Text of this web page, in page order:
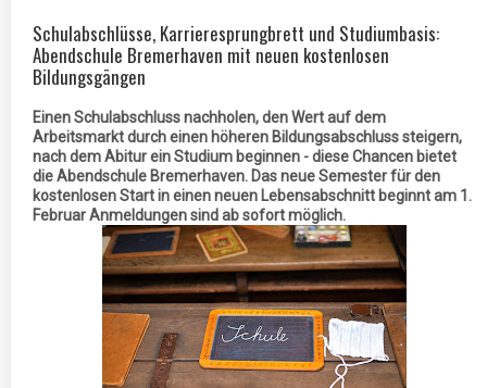
Schulabschlüsse, Karrieresprungbrett und Studiumbasis:
Abendschule Bremerhaven mit neuen kostenlosen
Bildungsgängen
Einen Schulabschluss nachholen, den Wert auf dem
Arbeitsmarkt durch einen höheren Bildungsabschluss steigern,
nach dem Abitur ein Studium beginnen - diese Chancen bietet
die Abendschule Bremerhaven. Das neue Semester für den
kostenlosen Start in einen neuen Lebensabschnitt beginnt am 1.
Februar Anmeldungen sind ab sofort möglich.